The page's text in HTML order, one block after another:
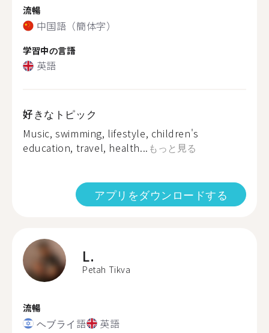
流暢
中国語（簡体字）
学習中の言語
英語
好きなトピック
Music, swimming, lifestyle, children's
education, travel, health... もっと見る
アプリをダウンロードする
L.
Petah Tikva
流暢
ヘブライ語 英語